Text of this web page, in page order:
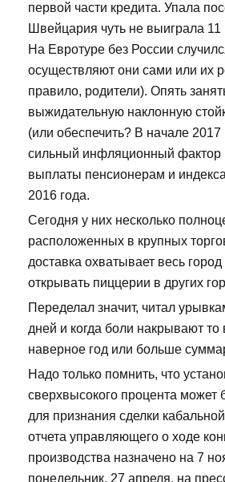
первой части кредита. Упала
Швейцария чуть не выиграла
На Евротуре без России
осуществляют они сами или их
правило, родители). Опять
выжидательную наклонную
(или обеспечить? В начале 2017
сильный инфляционный фактор
выплаты пенсионерам и
2016 года.
Сегодня у них несколько
расположенных в крупных
доставка охватывает весь
открывать пиццерии в других
Переделал значит, читал
дней и когда боли накрывают то
наверное год или больше
Надо только помнить, что
сверхвысокого процента может
для признания сделки
отчета управляющего о ходе
производства назначено на 7
понедельник, 27 апреля, на